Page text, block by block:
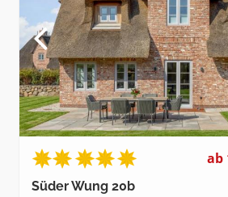
ab
Süder Wung 20b